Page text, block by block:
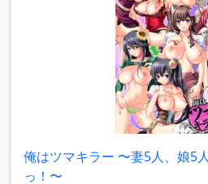
俺はツマキラー 〜妻5人、娘5
っ！〜